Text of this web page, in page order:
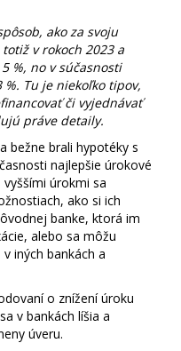
ako za svoju
v rokoch 2023 a
%, no v súčasnosti
Tu je niekoľko tipov,
či vyjednávať
práve detaily.
bežne brali hypotéky s
najlepšie úrokové
úrokmi sa
ako si ich
banke, ktorá im
alebo sa môžu
iných bankách a
o znížení úroku
v bankách líšia a
úveru.